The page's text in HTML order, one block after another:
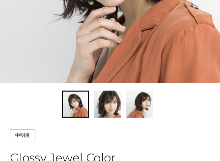
中明度
Glossy Jewel Color